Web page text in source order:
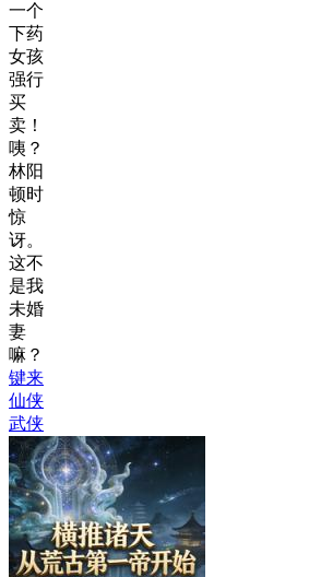
一个
下药
女孩
强行
买
卖！
咦？
林阳
顿时
惊
讶。
这不
是我
未婚
妻
嘛？
键来
仙侠
武侠